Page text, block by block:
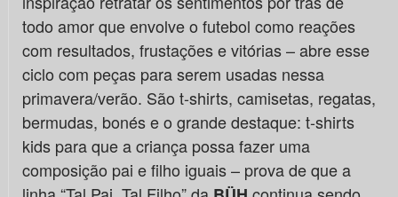
todo amor que envolve o futebol como reações
com resultados, frustações e vitórias – abre esse
ciclo com peças para serem usadas nessa
primavera/verão. São t-shirts, camisetas, regatas,
bermudas, bonés e o grande destaque: t-shirts
kids para que a criança possa fazer uma
composição pai e filho iguais – prova de que a